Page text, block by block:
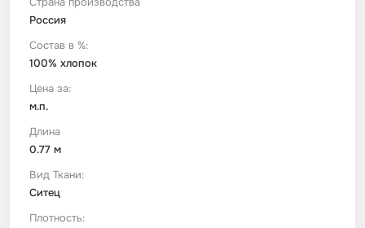
Россия
Состав в %:
100% хлопок
Цена за:
м.п.
Длина
0.77 м
Вид Ткани:
Ситец
Плотность:
Штапель